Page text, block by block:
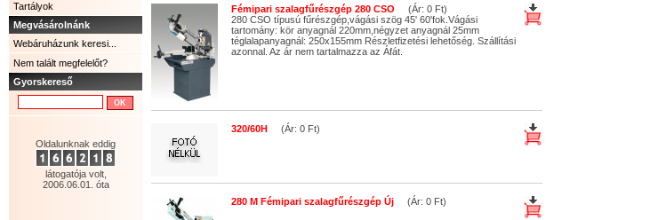
Tartályok
Megvásárolnánk
Webáruházunk keresi...
Nem talált megfelelőt?
Gyorskereső
Oldalunknak eddig
látogatója volt,
2006.06.01. óta
Fémipari szalagfűrészgép 280 CSO (Ár: 0 Ft)
280 CSO típusú fűrészgép,vágási szög 45' 60'fok.Vágási
tartomány: kör anyagnál 220mm,négyzet anyagnál 25mm
téglalapanyagnál: 250x155mm Részletfizetési lehetőség. Szállítási
azonnal. Az ár nem tartalmazza az Áfát.
320/60H (Ár: 0 Ft)
280 M Fémipari szalagfűrészgép Új (Ár: 0 Ft)